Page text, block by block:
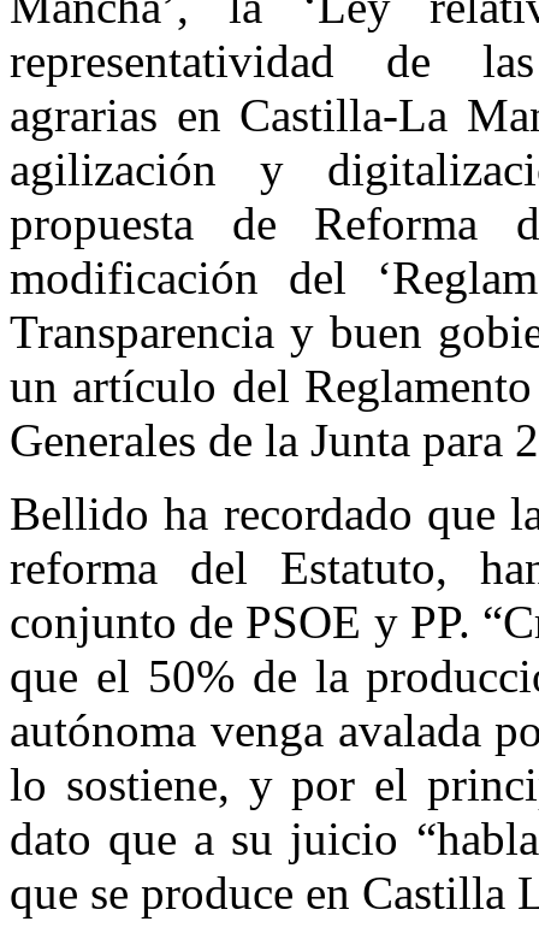
representatividad de
agrarias en Castilla-La
agilización y
propuesta de Reforma
modificación del
Transparencia y buen
un artículo del
Generales de la Junta para
Bellido ha recordado que
reforma del Estatuto,
conjunto de PSOE y PP.
que el 50% de la
autónoma venga avalada
lo sostiene, y por el
dato que a su juicio
que se produce en Castilla